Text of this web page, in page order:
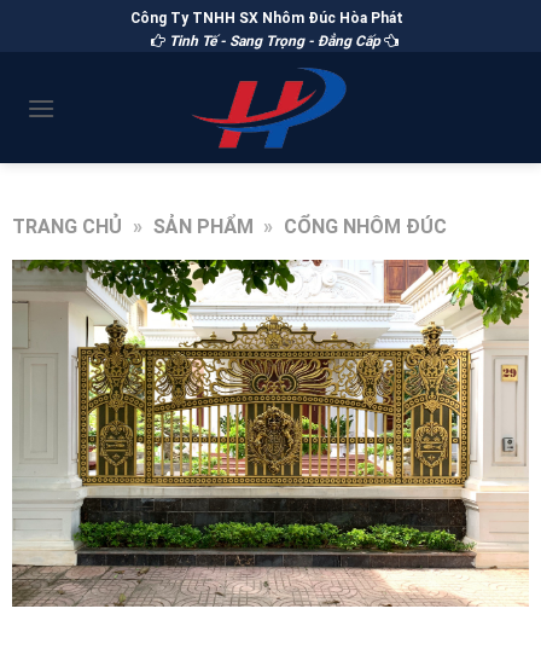
Công Ty TNHH SX Nhôm Đúc Hòa Phát
Tinh Tế - Sang Trọng - Đẳng Cấp
TRANG CHỦ » SẢN PHẨM » CỔNG NHÔM ĐÚC